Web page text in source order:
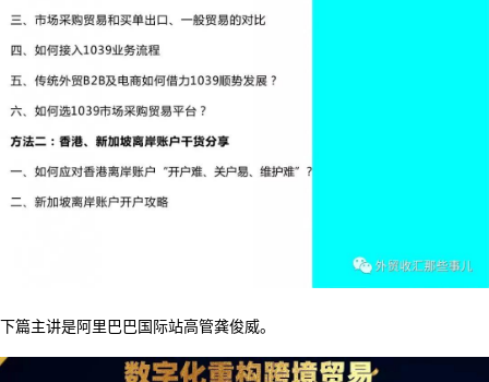
下篇主讲是阿里巴巴国际站高管龚俊威。